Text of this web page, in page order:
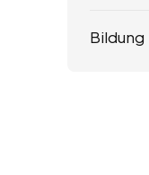
Bildung